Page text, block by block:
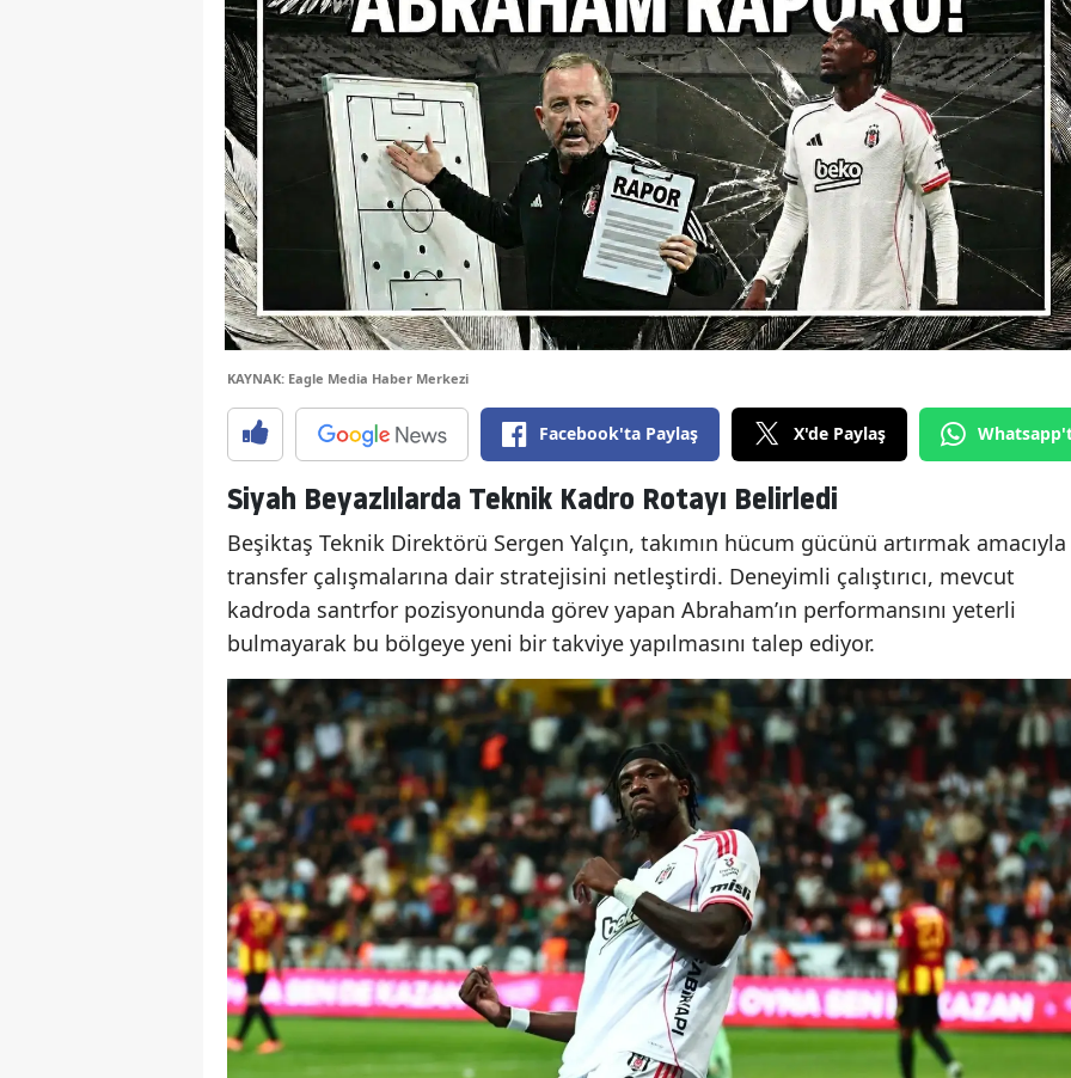
KAYNAK: Eagle Media Haber Merkezi
Facebook'ta Paylaş X'de Paylaş
Siyah Beyazlılarda Teknik Kadro Rotayı Belirledi
Beşiktaş Teknik Direktörü Sergen Yalçın, takımın hücum gücünü artırmak amacıyla
transfer çalışmalarına dair stratejisini netleştirdi. Deneyimli çalıştırıcı, mevcut
kadroda santrfor pozisyonunda görev yapan Abraham’ın performansını yeterli
bulmayarak bu bölgeye yeni bir takviye yapılmasını talep ediyor.